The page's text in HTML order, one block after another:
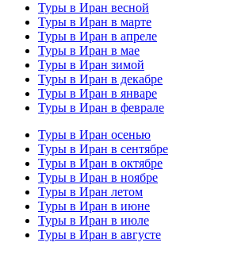
Туры в Иран весной
Туры в Иран в марте
Туры в Иран в апреле
Туры в Иран в мае
Туры в Иран зимой
Туры в Иран в декабре
Туры в Иран в январе
Туры в Иран в феврале
Туры в Иран осенью
Туры в Иран в сентябре
Туры в Иран в октябре
Туры в Иран в ноябре
Туры в Иран летом
Туры в Иран в июне
Туры в Иран в июле
Туры в Иран в августе